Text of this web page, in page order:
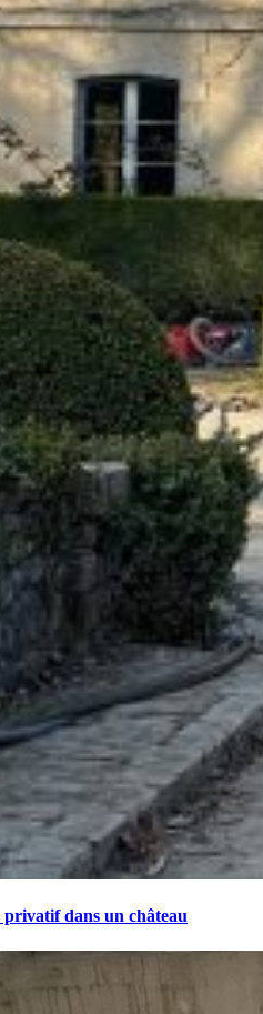
privatif dans un château